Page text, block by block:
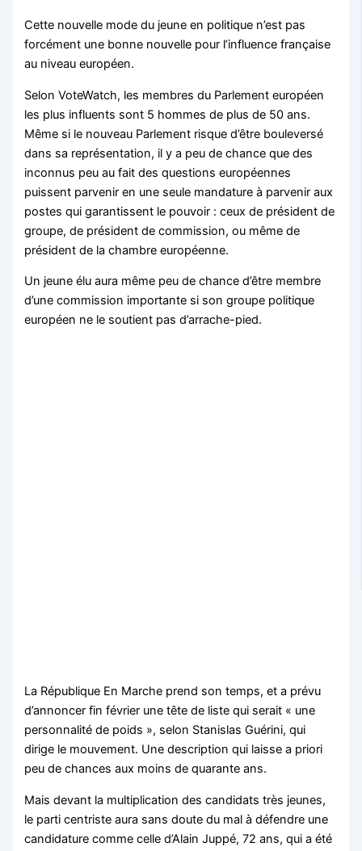
Cette nouvelle mode du jeune en politique n’est pas
forcément une bonne nouvelle pour l’influence française
au niveau européen.
Selon VoteWatch, les membres du Parlement européen
les plus influents sont 5 hommes de plus de 50 ans.
Même si le nouveau Parlement risque d’être bouleversé
dans sa représentation, il y a peu de chance que des
inconnus peu au fait des questions européennes
puissent parvenir en une seule mandature à parvenir aux
postes qui garantissent le pouvoir : ceux de président de
groupe, de président de commission, ou même de
président de la chambre européenne.
Un jeune élu aura même peu de chance d’être membre
d’une commission importante si son groupe politique
européen ne le soutient pas d’arrache-pied.
La République En Marche prend son temps, et a prévu
d’annoncer fin février une tête de liste qui serait « une
personnalité de poids », selon Stanislas Guérini, qui
dirige le mouvement. Une description qui laisse a priori
peu de chances aux moins de quarante ans.
Mais devant la multiplication des candidats très jeunes,
le parti centriste aura sans doute du mal à défendre une
candidature comme celle d’Alain Juppé, 72 ans, qui a été